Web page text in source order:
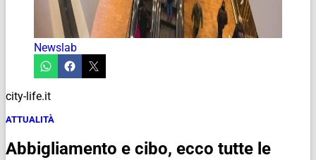
Newslab
city-life.it
ATTUALITÀ
Abbigliamento e cibo, ecco tutte le